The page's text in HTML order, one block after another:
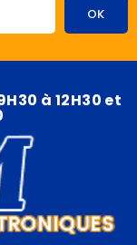
à 12H30 et